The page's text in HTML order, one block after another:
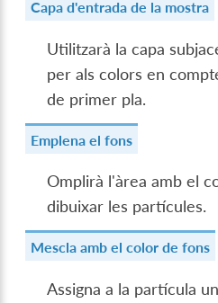
Capa d'entrada de la mostra
Utilitzarà la capa
per als colors en
de primer pla.
Emplena el fons
Omplirà l'àrea amb el
dibuixar les partícules.
Mescla amb el color de fons
Assigna a la partícula